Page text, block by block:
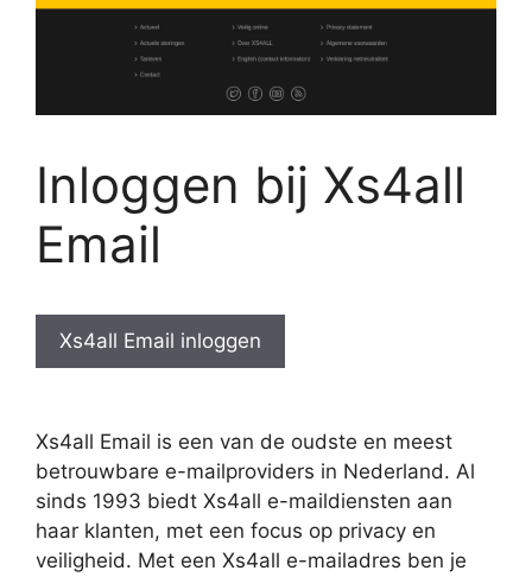
Inloggen bij Xs4all
Email
Xs4all Email inloggen
Xs4all Email is een van de oudste en meest
betrouwbare e-mailproviders in Nederland. Al
sinds 1993 biedt Xs4all e-maildiensten aan
haar klanten, met een focus op privacy en
veiligheid. Met een Xs4all e-mailadres ben je